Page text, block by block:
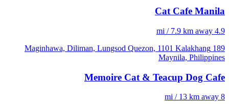
Cat Cafe Manila
4.9 mi / 7.9 km away
189 Maginhawa, Diliman, Lungsod Quezon, 1101 Kalakhang
Maynila, Philippines
Memoire Cat & Teacup Dog Cafe
8 mi / 13 km away